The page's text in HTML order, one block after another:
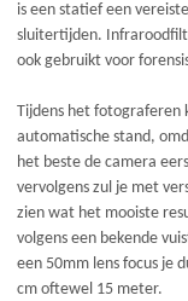
is een statief een
sluitertijden.
ook gebruikt voor
Tijdens het fotograferen
automatische stand,
het beste de camera
vervolgens zul je met
zien wat het mooiste
volgens een bekende
een 50mm lens focus je
cm oftewel 15 meter.